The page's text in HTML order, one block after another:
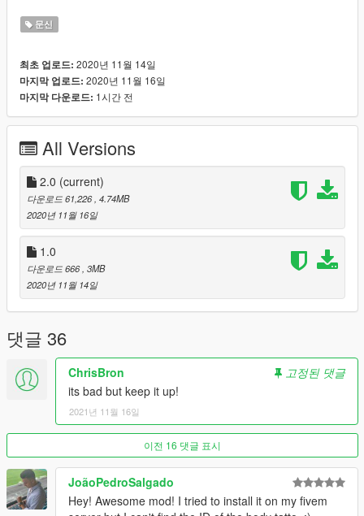
Head & Neck tattoo in 4 skintone.
Channel.
Don't reupload!
Discord: Peachy#7937
문신
최초 업로드: 2020년 11월 14일
마지막 업로드: 2020년 11월 16일
마지막 다운로드: 1시간 전
All Versions
2.0 (current)
다운로드 61,226 , 4.74MB
2020년 11월 16일
1.0
다운로드 666 , 3MB
2020년 11월 14일
댓글 36
ChrisBron
고정된 댓글
its bad but keep it up!
2021년 11월 16일
이전 16 댓글 표시
JoãoPedroSalgado
Hey! Awesome mod! I tried to install it on my fivem